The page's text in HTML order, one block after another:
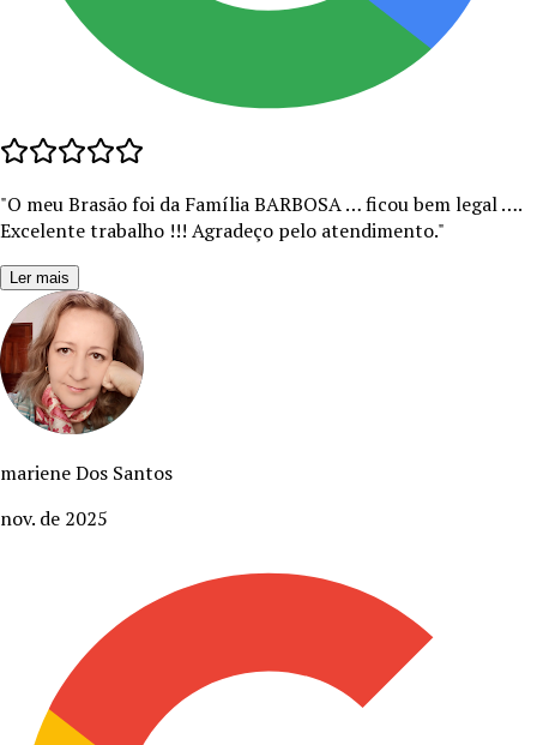
"O meu Brasão foi da Família BARBOSA … ficou bem legal ….
Excelente trabalho !!! Agradeço pelo atendimento."
Ler mais
mariene Dos Santos
nov. de 2025